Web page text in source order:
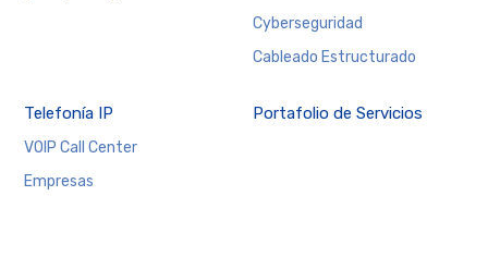
Cyberseguridad
Cableado Estructurado
Telefonía IP
VOIP Call Center
Empresas
Portafolio de Servicios